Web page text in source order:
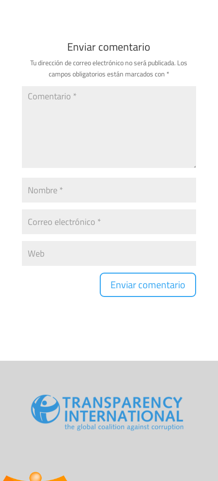
Enviar comentario
Tu dirección de correo electrónico no será publicada. Los
campos obligatorios están marcados con *